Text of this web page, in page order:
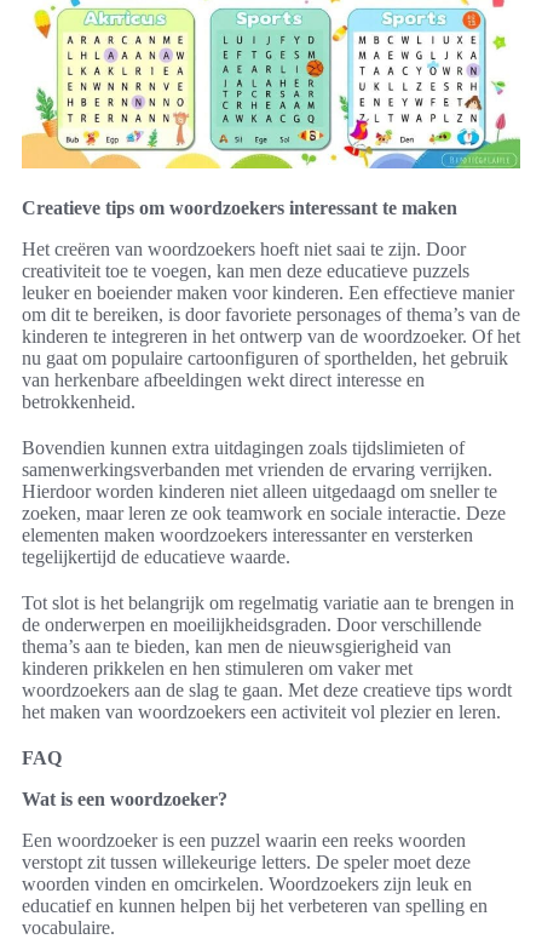
Creatieve tips om woordzoekers interessant te maken
Het creëren van woordzoekers hoeft niet saai te zijn. Door
creativiteit toe te voegen, kan men deze educatieve puzzels
leuker en boeiender maken voor kinderen. Een effectieve manier
om dit te bereiken, is door favoriete personages of thema’s van de
kinderen te integreren in het ontwerp van de woordzoeker. Of het
nu gaat om populaire cartoonfiguren of sporthelden, het gebruik
van herkenbare afbeeldingen wekt direct interesse en
betrokkenheid.
Bovendien kunnen extra uitdagingen zoals tijdslimieten of
samenwerkingsverbanden met vrienden de ervaring verrijken.
Hierdoor worden kinderen niet alleen uitgedaagd om sneller te
zoeken, maar leren ze ook teamwork en sociale interactie. Deze
elementen maken woordzoekers interessanter en versterken
tegelijkertijd de educatieve waarde.
Tot slot is het belangrijk om regelmatig variatie aan te brengen in
de onderwerpen en moeilijkheidsgraden. Door verschillende
thema’s aan te bieden, kan men de nieuwsgierigheid van
kinderen prikkelen en hen stimuleren om vaker met
woordzoekers aan de slag te gaan. Met deze creatieve tips wordt
het maken van woordzoekers een activiteit vol plezier en leren.
FAQ
Wat is een woordzoeker?
Een woordzoeker is een puzzel waarin een reeks woorden
verstopt zit tussen willekeurige letters. De speler moet deze
woorden vinden en omcirkelen. Woordzoekers zijn leuk en
educatief en kunnen helpen bij het verbeteren van spelling en
vocabulaire.